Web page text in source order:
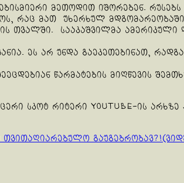
მეთოდით იშორებენ. რუსებს
რაც მათ უხერხულ
თვალში. სააკაშვილმა ამერიკული
ეს არ უნდა გაეკეთებინათ,
წარმატების მიღწევის
სკოტ რიტერი YouTube-ის
თვითაღიარებულო